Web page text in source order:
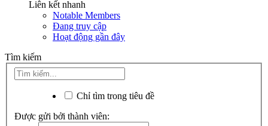
Liên kết nhanh
Notable Members
Đang truy cập
Hoạt động gần đây
Tìm kiếm
Chỉ tìm trong tiêu đề
Được gửi bởi thành viên: